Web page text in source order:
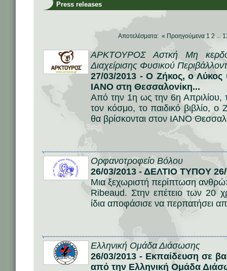
Press releases
Αποτελέσματα: « Προηγούμενα 1 2 ...
ΑΡΚΤΟΥΡΟΣ Αστκή Μη
Διαχείρισης Φυσικού
27/03/2013 - Ο Ζήκος, ο Λύκος
ΙΑΝΟ στη Θεσσαλονίκη...
Από την 1η ως την 6η Απριλίου,
τον κόσμο, το παιδικό βιβλίο,
θα βρίσκονται στον ΙΑΝΟ
Ορφανοτροφείο Βόλου
26/03/2013 - ΔΕΛΤΙΟ ΤΥΠΟΥ
Μια ξεχωριστή περίπτωση
Ribeaud. Στην επέτειο των 20
ίδια αποφάσισε να περπατήσει
Ελληνική Ομάδα Διάσωσης
26/03/2013 - Εκπαίδευση σε
από την Ελληνική Ομάδα